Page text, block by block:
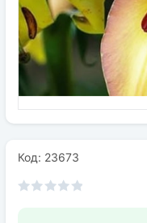
Семена
Удобрения
Код: 23673